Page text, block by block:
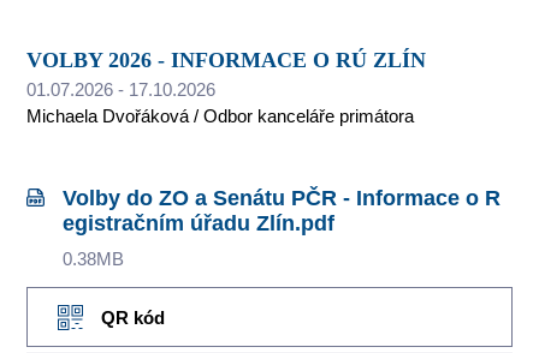
VOLBY 2026 - INFORMACE O RÚ ZLÍN
01.07.2026 - 17.10.2026
Michaela Dvořáková / Odbor kanceláře primátora
Volby do ZO a Senátu PČR - Informace o R
egistračním úřadu Zlín.pdf
0.38MB
QR kód